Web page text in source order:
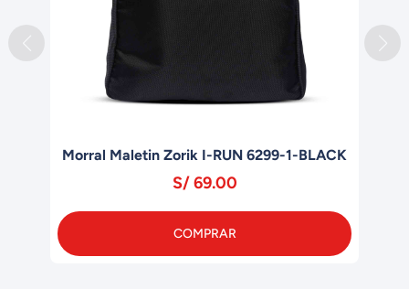
Morral Maletin Zorik I-RUN 6299-1-BLACK
S/ 69.00
COMPRAR